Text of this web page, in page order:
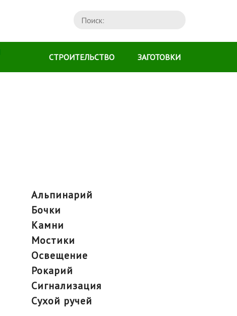
СТРОИТЕЛЬСТВО ЗАГОТОВКИ
альпинарий
бочки
камни
мостики
освещение
рокарий
сигнализация
сухой ручей